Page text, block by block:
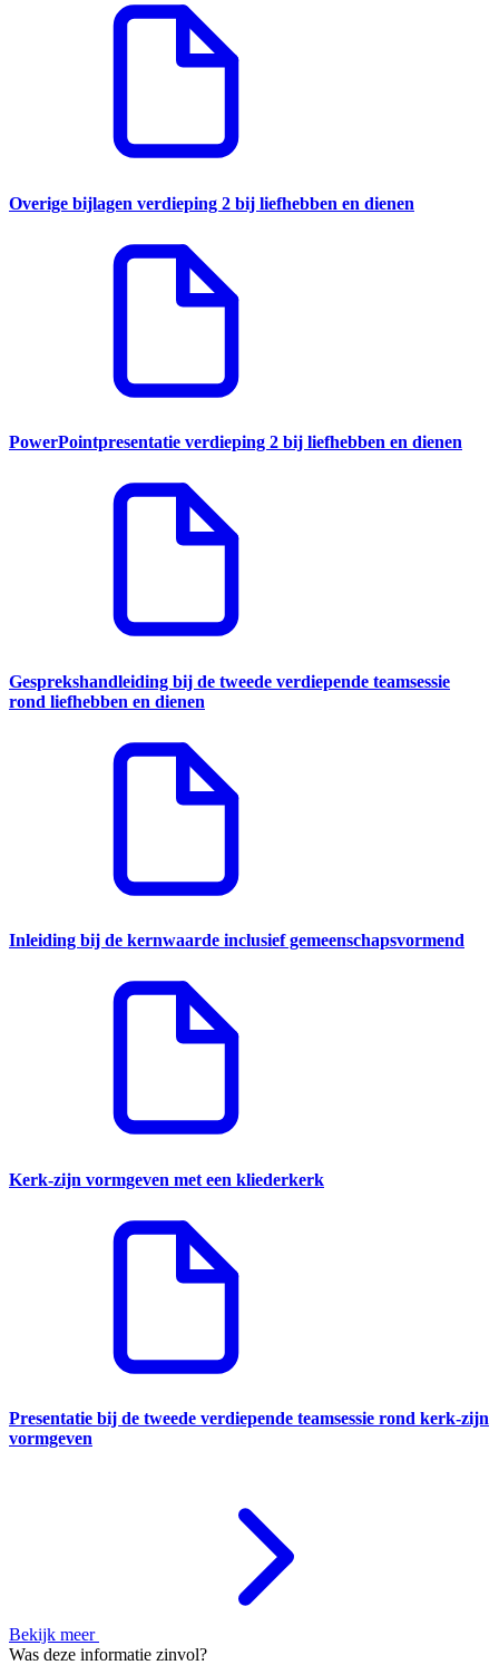
Overige bijlagen verdieping 2 bij liefhebben en dienen
PowerPointpresentatie verdieping 2 bij liefhebben en dienen
Gesprekshandleiding bij de tweede verdiepende teamsessie
rond liefhebben en dienen
Inleiding bij de kernwaarde inclusief gemeenschapsvormend
Kerk-zijn vormgeven met een kliederkerk
Presentatie bij de tweede verdiepende teamsessie rond kerk-zijn
vormgeven
Bekijk meer
Was deze informatie zinvol?